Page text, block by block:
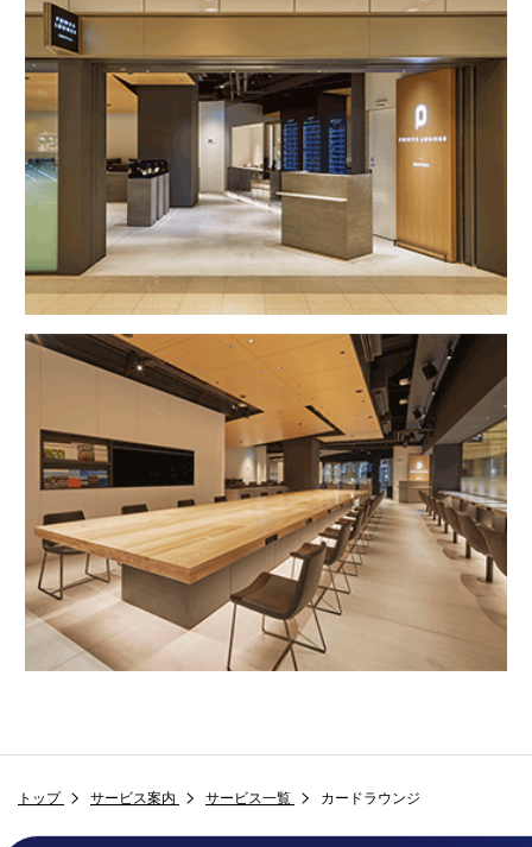
トップ サービス案内 サービス一覧 カードラウンジ